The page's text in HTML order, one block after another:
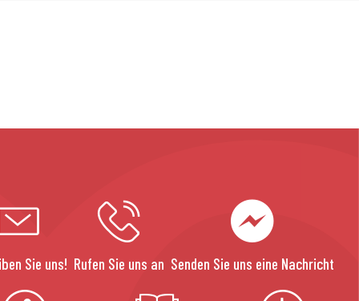
Sie uns! Rufen Sie uns an Senden Sie uns eine Nachricht